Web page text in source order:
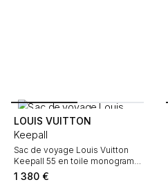
LOUIS VUITTON
Keepall
Sac de voyage Louis Vuitton
Keepall 55 en toile monogram
marron et cuir naturel
1 380 €